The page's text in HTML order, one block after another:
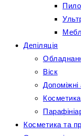
Депіляція
Віск
Косметика
Косметика та